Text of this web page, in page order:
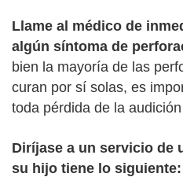
Llame al médico de
algún síntoma de
bien la mayoría de las
curan por sí solas, es
toda pérdida de la
Diríjase a un servicio de
su hijo tiene lo siguiente: